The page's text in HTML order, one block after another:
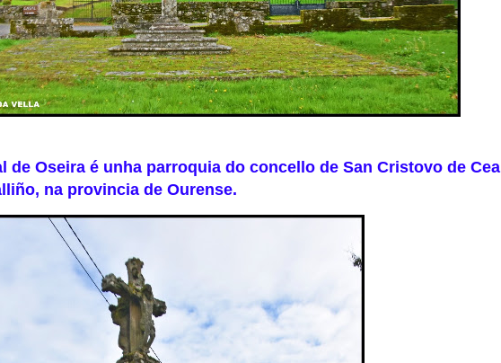
Oseira é unha parroquia do concello de San Cristovo de Cea
na provincia de Ourense.